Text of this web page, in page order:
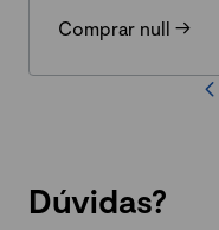
Comprar null ->
Dúvidas?